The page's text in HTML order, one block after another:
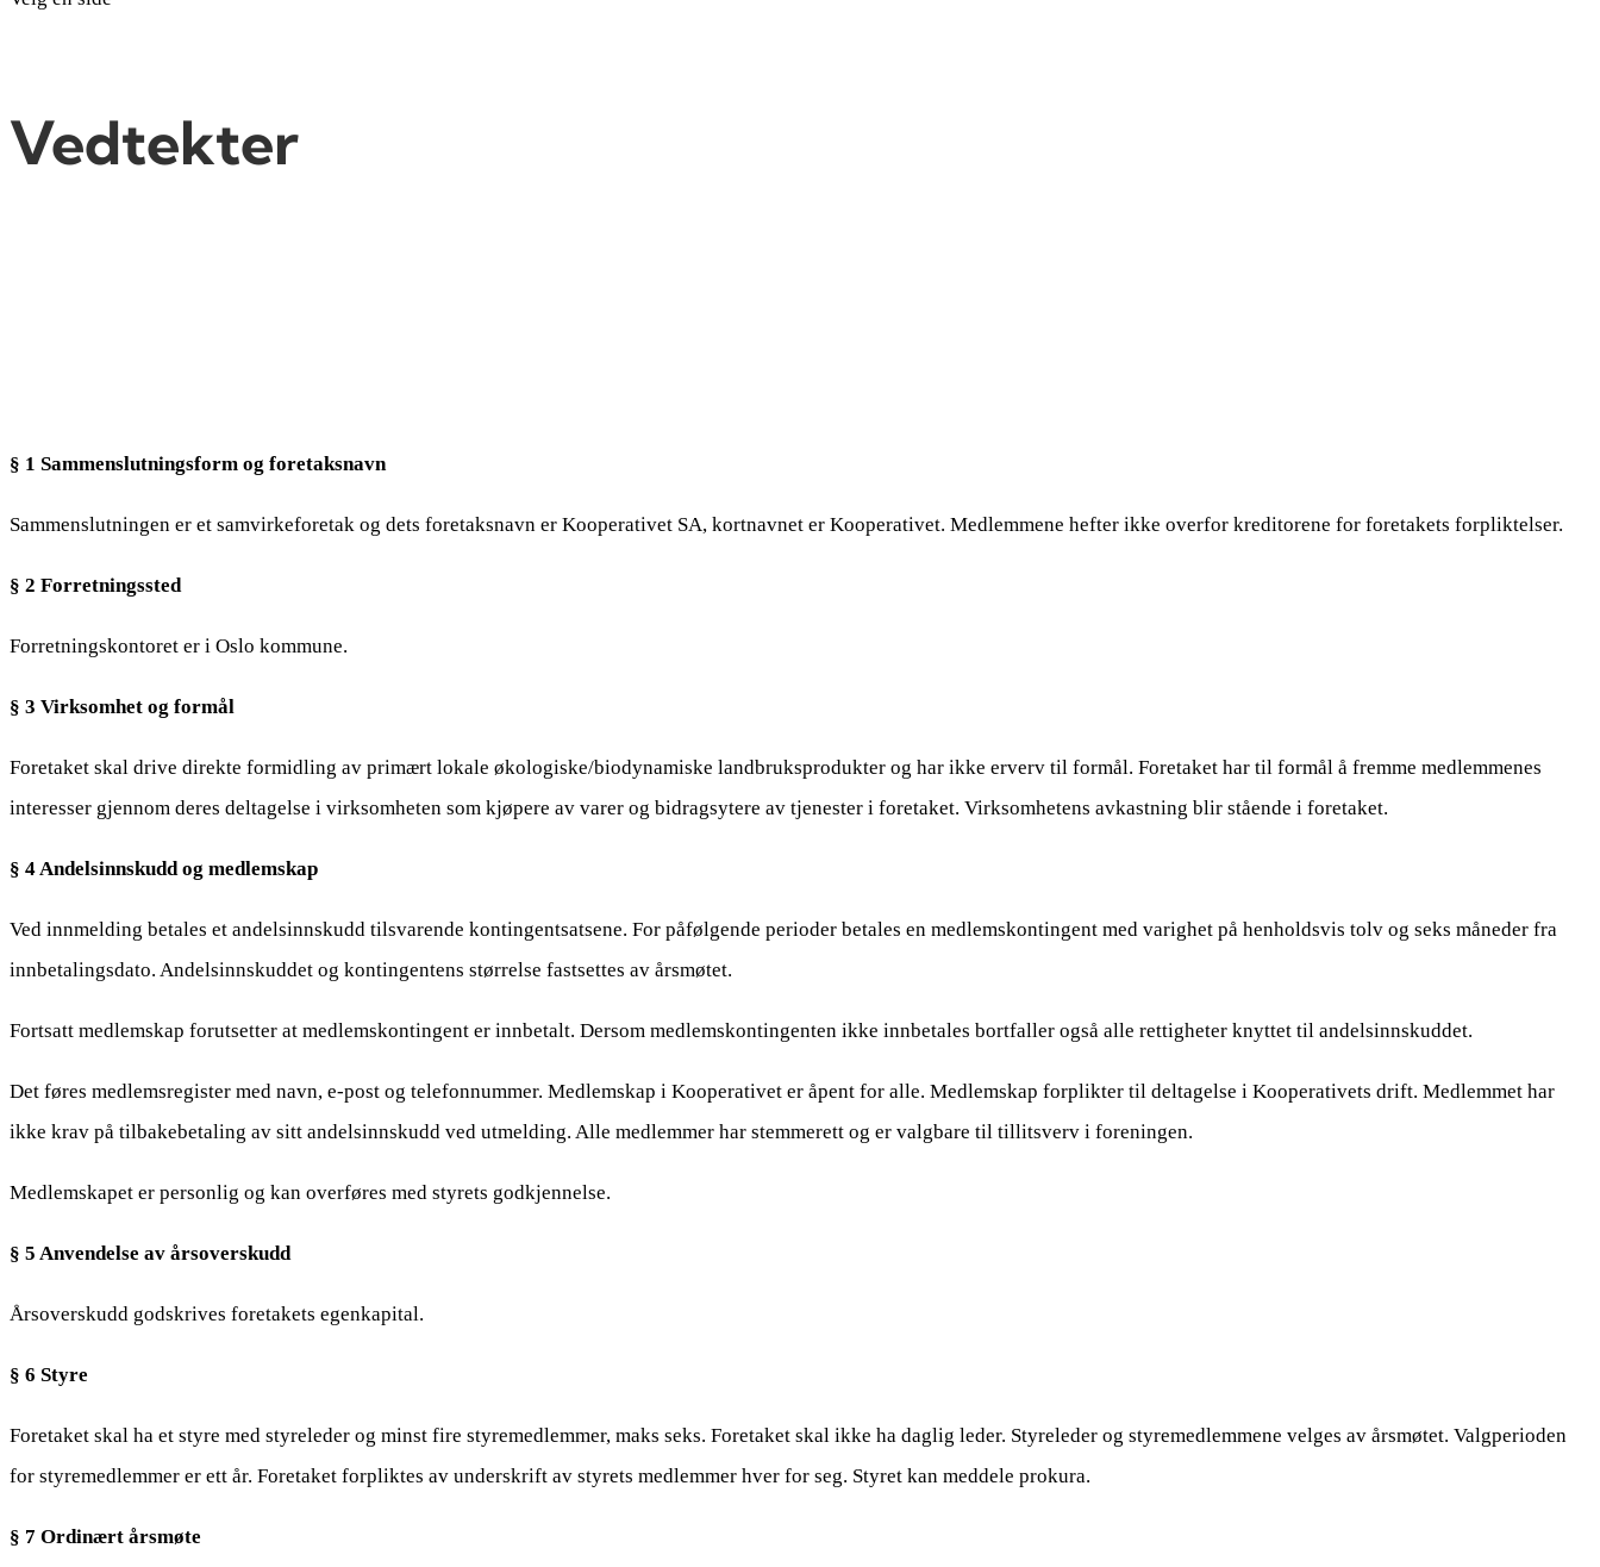
Vedtekter
§ 1 Sammenslutningsform og foretaksnavn
Sammenslutningen er et samvirkeforetak og dets foretaksnavn er Kooperativet SA, kortnavnet er Kooperativet. Medlemmene hefter ikke overfor kreditorene for foretakets forpliktelser.
§ 2 Forretningssted
Forretningskontoret er i Oslo kommune.
§ 3 Virksomhet og formål
Foretaket skal drive direkte formidling av primært lokale økologiske/biodynamiske landbruksprodukter og har ikke erverv til formål. Foretaket har til formål å fremme medlemmenes
interesser gjennom deres deltagelse i virksomheten som kjøpere av varer og bidragsytere av tjenester i foretaket. Virksomhetens avkastning blir stående i foretaket.
§ 4 Andelsinnskudd og medlemskap
Ved innmelding betales et andelsinnskudd tilsvarende kontingentsatsene. For påfølgende perioder betales en medlemskontingent med varighet på henholdsvis tolv og seks måneder fra
innbetalingsdato. Andelsinnskuddet og kontingentens størrelse fastsettes av årsmøtet.
Fortsatt medlemskap forutsetter at medlemskontingent er innbetalt. Dersom medlemskontingenten ikke innbetales bortfaller også alle rettigheter knyttet til andelsinnskuddet.
Det føres medlemsregister med navn, e-post og telefonnummer. Medlemskap i Kooperativet er åpent for alle. Medlemskap forplikter til deltagelse i Kooperativets drift. Medlemmet har
ikke krav på tilbakebetaling av sitt andelsinnskudd ved utmelding. Alle medlemmer har stemmerett og er valgbare til tillitsverv i foreningen.
Medlemskapet er personlig og kan overføres med styrets godkjennelse.
§ 5 Anvendelse av årsoverskudd
Årsoverskudd godskrives foretakets egenkapital.
§ 6 Styre
Foretaket skal ha et styre med styreleder og minst fire styremedlemmer, maks seks. Foretaket skal ikke ha daglig leder. Styreleder og styremedlemmene velges av årsmøtet. Valgperioden
for styremedlemmer er ett år. Foretaket forpliktes av underskrift av styrets medlemmer hver for seg. Styret kan meddele prokura.
§ 7 Ordinært årsmøte